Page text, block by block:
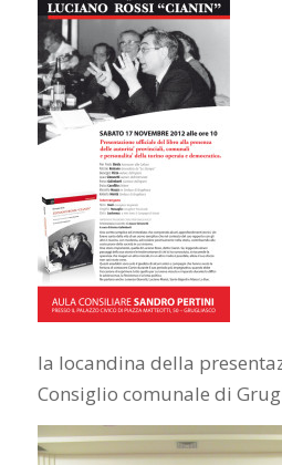
la locandina della
Consiglio comunale di